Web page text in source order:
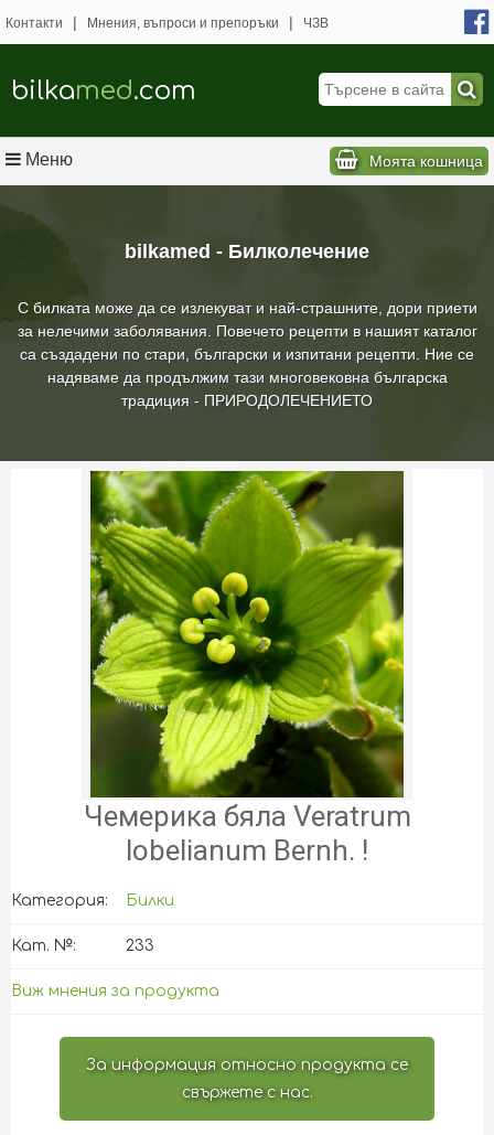
bilkamed - Билколечение
С билката може да се излекуват и най-страшните, дори приети
за нелечими заболявания. Повечето рецепти в нашият каталог
са създадени по стари, български и изпитани рецепти. Ние се
надяваме да продължим тази многовековна българска
традиция - ПРИРОДОЛЕЧЕНИЕТО
Контакти | Мнения, въпроси и препоръки | ЧЗВ
bilkamed.com
Меню Моята кошница
Чемерика бяла Veratrum
lobelianum Bernh. !
Категория: Билки
Кат. №: 233
Виж мнения за продукта
За информация относно продукта се
свържете с нас.